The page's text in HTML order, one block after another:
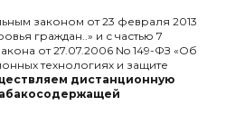
законом от 23 февраля 2013
граждан..» и с частью 7
от 27.07.2006 No 149-ФЗ «Об
технологиях и защите
дистанционную